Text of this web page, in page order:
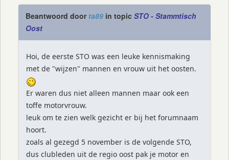
Beantwoord door ta89 in topic STO - Stammtisch
Oost
Hoi, de eerste STO was een leuke kennismaking
met de "wijzen" mannen en vrouw uit het oosten.
Er waren dus niet alleen mannen maar ook een
toffe motorvrouw.
leuk om te zien welk gezicht er bij het forumnaam
hoort.
zoals al gezegd 5 november is de volgende STO,
dus clubleden uit de regio oost pak je motor en